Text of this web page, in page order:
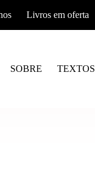
Livros em oferta
SOBRE TEXTOS